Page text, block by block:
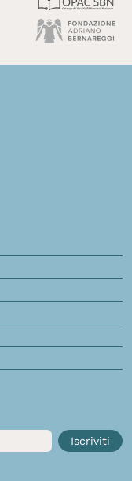
Iscriviti